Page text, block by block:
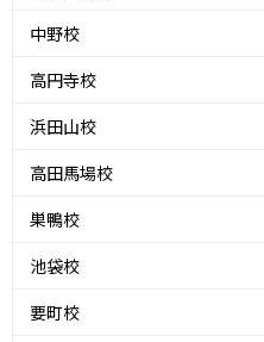
中野校
高円寺校
浜田山校
高田馬場校
巣鴨校
池袋校
要町校